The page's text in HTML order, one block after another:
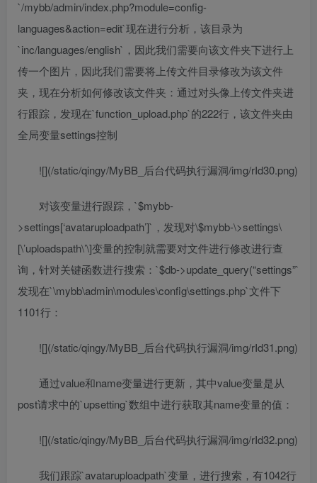
`/mybb/admin/index.php?module=config-
languages&action=edit`现在进行分析，该目录为
`inc/languages/english`，因此我们需要向该文件夹下进行上
传一个图片，因此我们需要将上传文件目录修改为该文件
夹，现在分析如何修改该文件夹：通过对头像上传文件夹进
行跟踪，发现在`function_upload.php`的222行，该文件夹由
全局变量settings控制
![](/static/qingy/MyBB_后台代码执行漏洞/img/rId30.png)
对该变量进行跟踪，`$mybb-
>settings[‘avataruploadpath’]`，发现对\$mybb-\>settings\
[\’uploadspath\’\]变量的控制就需要对文件进行修改进行查
询，针对关键函数进行搜索：`$db->update_query(“settings”`
发现在`\mybb\admin\modules\config\settings.php`文件下
1101行：
![](/static/qingy/MyBB_后台代码执行漏洞/img/rId31.png)
通过value和name变量进行更新，其中value变量是从
post请求中的`upsetting`数组中进行获取其name变量的值：
![](/static/qingy/MyBB_后台代码执行漏洞/img/rId32.png)
我们跟踪`avataruploadpath`变量，进行搜索，有1042行